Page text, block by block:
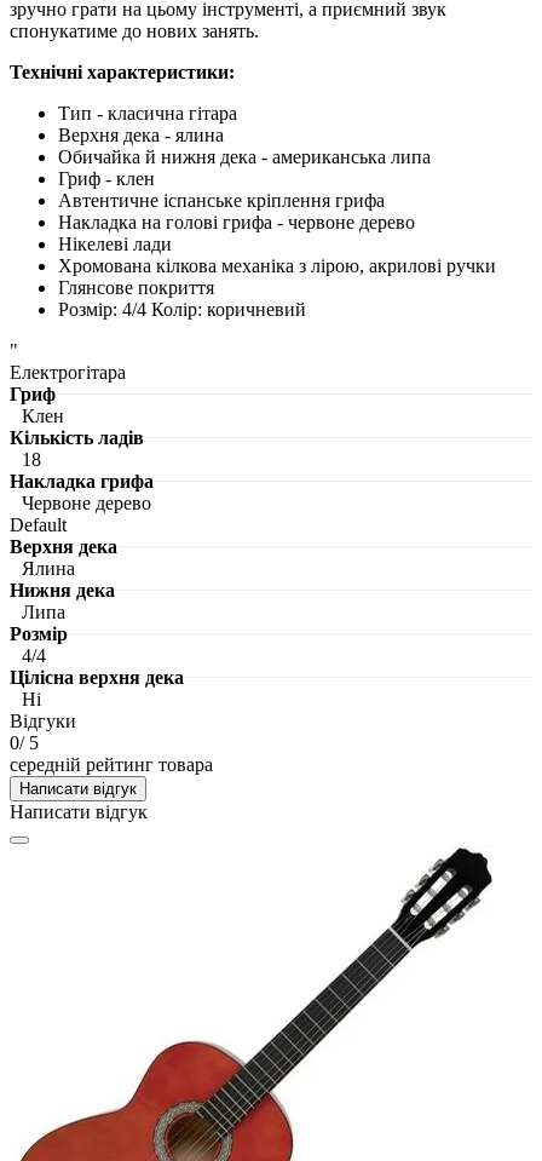
зручно грати на цьому інструменті, а приємний звук
спонукатиме до нових занять.
Технічні характеристики:
Тип - класична гітара
Верхня дека - ялина
Обичайка й нижня дека - американська липа
Гриф - клен
Автентичне іспанське кріплення грифа
Накладка на голові грифа - червоне дерево
Нікелеві лади
Хромована кілкова механіка з лірою, акрилові ручки
Глянсове покриття
Розмір: 4/4 Колір: коричневий
"
Електрогітара
Гриф
Клен
Кількість ладів
18
Накладка грифа
Червоне дерево
Default
Верхня дека
Ялина
Нижня дека
Липа
Розмір
4/4
Цілісна верхня дека
Ні
Відгуки
0/ 5
середній рейтинг товара
Написати відгук
Написати відгук